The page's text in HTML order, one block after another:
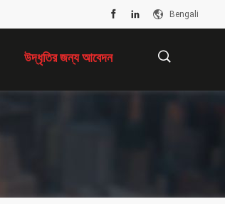
Bengali
উদ্ধৃতির জন্য আবেদন